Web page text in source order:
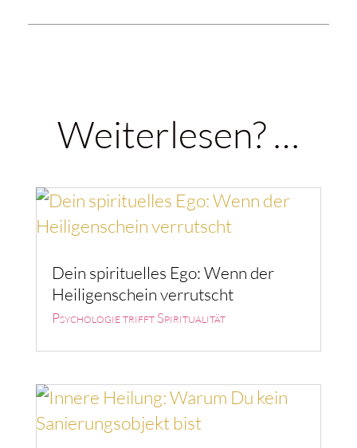
Weiterlesen? …
Dein spirituelles Ego: Wenn der
Heiligenschein verrutscht
Psychologie trifft Spiritualität